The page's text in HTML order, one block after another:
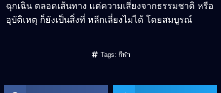
ฉุกเฉิน ตลอดเส้นทาง แต่ความเสี่ยงจากธรรมชาติ หรือ
อุบัติเหตุ ก็ยังเป็นสิ่งที่ หลีกเลี่ยงไม่ได้ โดยสมบูรณ์
Tags: กีฬา